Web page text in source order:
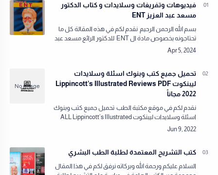
فيديوهات وتفريغات وسلايدات و كتاب الدكتور
مسعد عبد العزيز ENT
بسم الله الرحمن الرحيم نقدم لكم في هذه المقالة كل ما
تحتاجونه بخصوص مادة ال ENT للدكتور الرائع مسعد عبد
العزيز. فيديوهات الدكتور مسعد عبد العزيز ENT …
تحميل جميع كتب وبنوك اسئلة وسلايدات
ليبنكوت Lippincott’s Illustrated Reviews PDF
2022 مجاناً
نقدم لكم في موقع مكتبة الطب تحميل جميع كتب وبنوك
اسئلة وسلايدات ليبنكوت ALL Lippincott’s Illustrated
كتب التشريح المعتمدة لطلبة الطب البشري
السلام عليكم ورحمة الله وبركاته نرفق لكم في هذا المقال